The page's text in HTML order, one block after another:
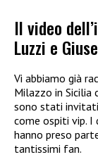
Il video
Luzzi e
Vi abbiamo già
Milazzo in Sicilia
sono stati invitati
come ospiti vip. I
hanno preso
tantissimi fan.